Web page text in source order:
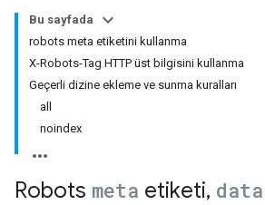
Bu sayfada
robots meta etiketini kullanma
X-Robots-Tag HTTP üst bilgisini kullanma
Geçerli dizine ekleme ve sunma kuralları
all
noindex
Robots meta etiketi,